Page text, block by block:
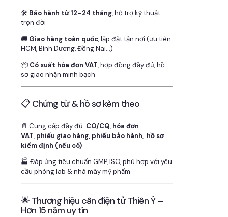
🛠 Bảo hành từ 12–24 tháng, hỗ trợ kỹ thuật
trọn đời
🚚 Giao hàng toàn quốc, lắp đặt tận nơi (ưu tiên
HCM, Bình Dương, Đồng Nai…)
📦 Có xuất hóa đơn VAT, hợp đồng đầy đủ, hồ
sơ giao nhận minh bạch
📋 Chứng từ & hồ sơ kèm theo
📄 Cung cấp đầy đủ: CO/CQ, hóa đơn
VAT, phiếu giao hàng, phiếu bảo hành, hồ sơ
kiểm định (nếu có)
🏭 Đáp ứng tiêu chuẩn GMP, ISO, phù hợp với yêu
cầu phòng lab & nhà máy mỹ phẩm
🌟 Thương hiệu cân điện tử Thiên Ý –
Hơn 15 năm uy tín